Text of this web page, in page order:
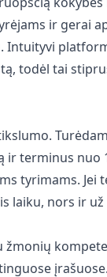
ir gerai
todėl tai
ir terminus nuo
tyrimams. Jei
laiku, nors ir
žmonių